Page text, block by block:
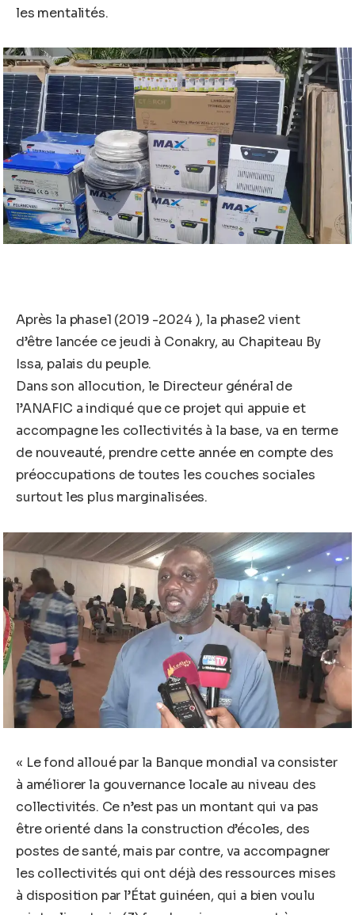
les mentalités.
Après la phase1 (2019 -2024 ), la phase2 vient
d’être lancée ce jeudi à Conakry, au Chapiteau By
Issa, palais du peuple.
Dans son allocution, le Directeur général de
l’ANAFIC a indiqué que ce projet qui appuie et
accompagne les collectivités à la base, va en terme
de nouveauté, prendre cette année en compte des
préoccupations de toutes les couches sociales
surtout les plus marginalisées.
« Le fond alloué par la Banque mondial va consister
à améliorer la gouvernance locale au niveau des
collectivités. Ce n’est pas un montant qui va pas
être orienté dans la construction d’écoles, des
postes de santé, mais par contre, va accompagner
les collectivités qui ont déjà des ressources mises
à disposition par l’État guinéen, qui a bien voulu